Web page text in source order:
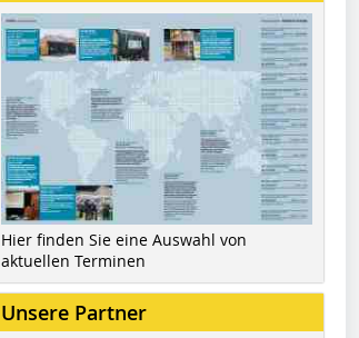
Hier finden Sie eine Auswahl von
aktuellen Terminen
Unsere Partner